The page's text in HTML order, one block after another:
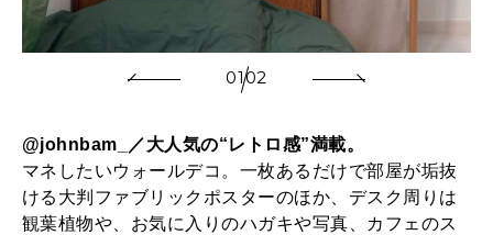
0102
@johnbam_／大人気の“レトロ感”満載。
マネしたいウォールデコ。一枚あるだけで部屋が垢抜
ける大判ファブリックポスターのほか、デスク周りは
観葉植物や、お気に入りのハガキや写真、カフェのス